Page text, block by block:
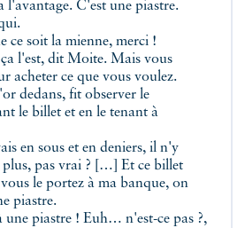
C'est une piastre.
soit la mienne, merci !
l'est, dit Moite. Mais vous
acheter ce que vous voulez.
dedans, fit observer le
le billet et en le tenant à
en sous et en deniers, il n'y
pas vrai ? […] Et ce billet
le portez à ma banque, on
piastre.
piastre ! Euh… n'est-ce pas ?,